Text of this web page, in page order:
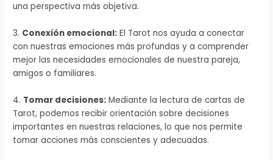
una perspectiva más objetiva.
3. Conexión emocional: El Tarot nos ayuda a conectar
con nuestras emociones más profundas y a comprender
mejor las necesidades emocionales de nuestra pareja,
amigos o familiares.
4. Tomar decisiones: Mediante la lectura de cartas de
Tarot, podemos recibir orientación sobre decisiones
importantes en nuestras relaciones, lo que nos permite
tomar acciones más conscientes y adecuadas.